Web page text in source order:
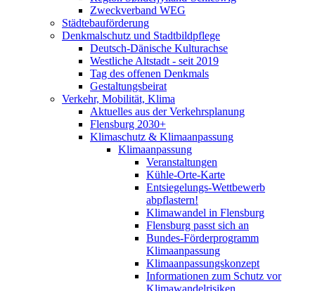
Zweckverband WEG
Städtebauförderung
Denkmalschutz und Stadtbildpflege
Deutsch-Dänische Kulturachse
Westliche Altstadt - seit 2019
Tag des offenen Denkmals
Gestaltungsbeirat
Verkehr, Mobilität, Klima
Aktuelles aus der Verkehrsplanung
Flensburg 2030+
Klimaschutz & Klimaanpassung
Klimaanpassung
Veranstaltungen
Kühle-Orte-Karte
Entsiegelungs-Wettbewerb
abpflastern!
Klimawandel in Flensburg
Flensburg passt sich an
Bundes-Förderprogramm
Klimaanpassung
Klimaanpassungskonzept
Informationen zum Schutz vor
Klimawandelrisiken